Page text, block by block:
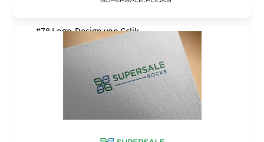
#78 Logo-Design vonCclik